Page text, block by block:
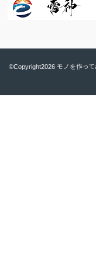
©Copyright2026 モノを作っ